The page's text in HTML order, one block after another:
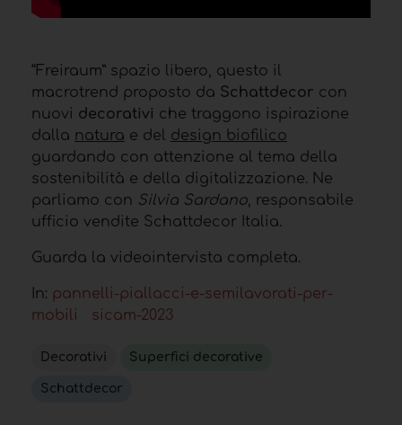
“Freiraum” spazio libero, questo il
macrotrend proposto da Schattdecor con
nuovi decorativi che traggono ispirazione
dalla natura e del design biofilico
guardando con attenzione al tema della
sostenibilità e della digitalizzazione. Ne
parliamo con Silvia Sardano, responsabile
ufficio vendite Schattdecor Italia.
Guarda la videointervista completa.
In: pannelli-piallacci-e-semilavorati-per-
mobili
sicam-2023
Decorativi Superfici decorative
Schattdecor